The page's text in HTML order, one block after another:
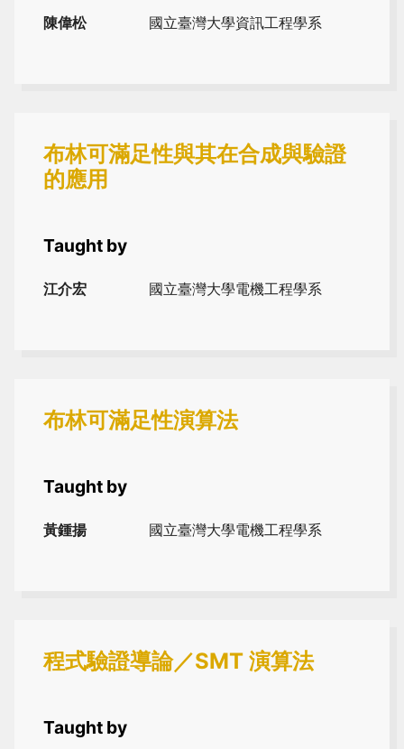
陳偉松 國立臺灣大學資訊工程學系
布林可滿足性與其在合成與驗證
的應用
Taught by
江介宏 國立臺灣大學電機工程學系
布林可滿足性演算法
Taught by
黃鍾揚 國立臺灣大學電機工程學系
程式驗證導論／SMT 演算法
Taught by